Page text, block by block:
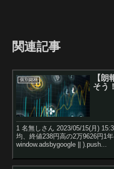
関連記事
個別銘柄
【朗
そう
1 名無しさん 2023/05/15(月)
均、終値238円高の2万9626円1
window.adsbygoogle || ).push...